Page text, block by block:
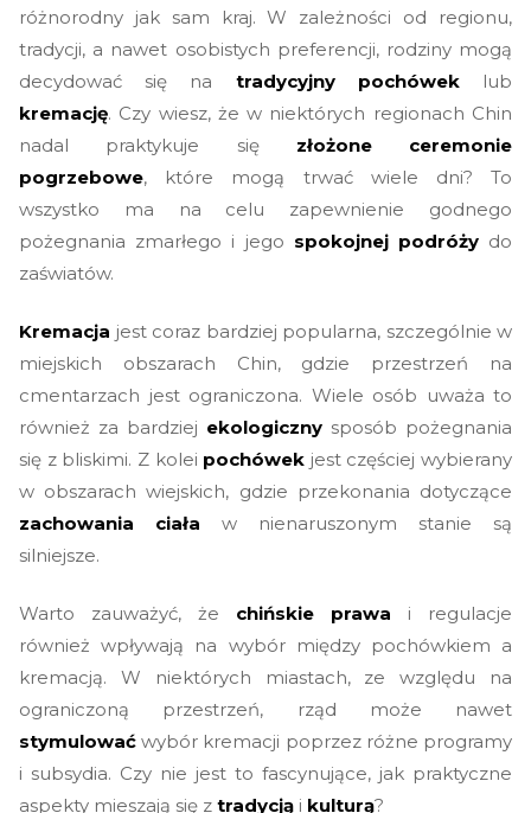
różnorodny jak sam kraj. W zależności od regionu,
tradycji, a nawet osobistych preferencji, rodziny mogą
decydować się na tradycyjny pochóweklub
kremację. Czy wiesz, że w niektórych regionach Chin
nadal praktykuje się złożone ceremonie
pogrzebowe, które mogą trwać wiele dni? To
wszystko ma na celu zapewnienie godnego
pożegnania zmarłego i jego spokojnej podróżydo
zaświatów.
Kremacja jest coraz bardziej popularna, szczególnie w
miejskich obszarach Chin, gdzie przestrzeń na
cmentarzach jest ograniczona. Wiele osób uważa to
również za bardziej ekologiczny sposób pożegnania
się z bliskimi. Z kolei pochówek jest częściej wybierany
w obszarach wiejskich, gdzie przekonania dotyczące
zachowania ciała w nienaruszonym stanie są
silniejsze.
Warto zauważyć, że chińskie prawa i regulacje
również wpływają na wybór między pochówkiem a
kremacją. W niektórych miastach, ze względu na
ograniczoną przestrzeń, rząd może nawet
stymulować wybór kremacji poprzez różne programy
i subsydia. Czy nie jest to fascynujące, jak praktyczne
aspekty mieszają się z tradycją i kulturą?